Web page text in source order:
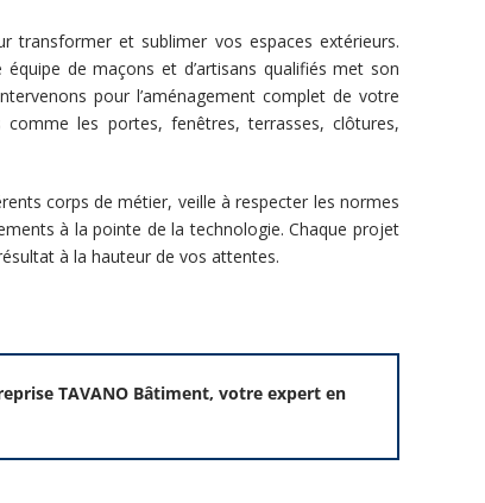
transformer et sublimer vos espaces extérieurs.
de maçons et d’artisans qualifiés met son
pour l’aménagement complet de votre
les portes, fenêtres, terrasses, clôtures,
corps de métier, veille à respecter les normes
à la pointe de la technologie. Chaque projet
à la hauteur de vos attentes.
TAVANO Bâtiment, votre expert en